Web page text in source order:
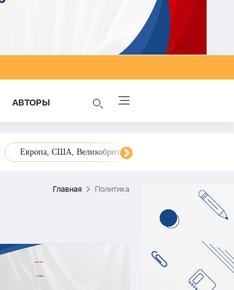
AВТОРЫ
Европа, США, Великобритания, Украина, Запад,
Главная Политика